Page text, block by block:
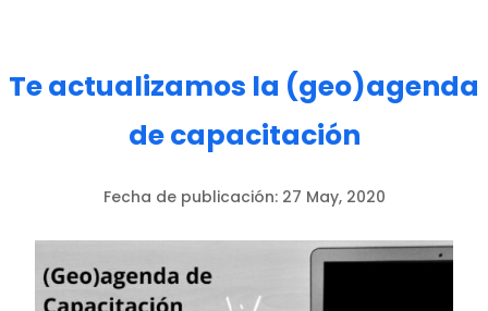
Te actualizamos la (geo)agenda
de capacitación
Fecha de publicación: 27 May, 2020